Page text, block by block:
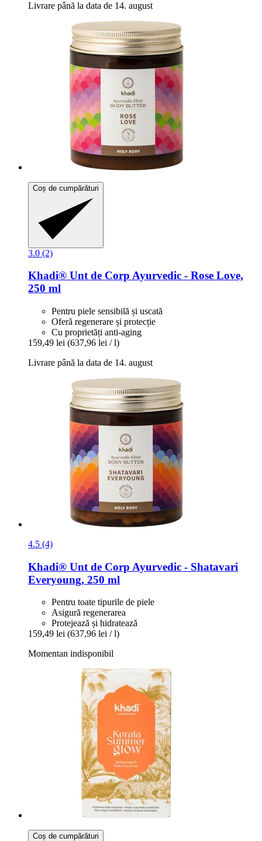
Livrare până la data de 14. august
Coș de cumpărături
3.0 (2)
Khadi® Unt de Corp Ayurvedic -​ Rose Love,
250 ml
Pentru piele sensibilă și uscată
Oferă regenerare și protecție
Cu proprietăți anti-aging
159,49 lei (637,96 lei / l)
Livrare până la data de 14. august
4.5 (4)
Khadi® Unt de Corp Ayurvedic -​ Shatavari
Everyoung, 250 ml
Pentru toate tipurile de piele
Asigură regenerarea
Protejează și hidratează
159,49 lei (637,96 lei / l)
Momentan indisponibil
Coș de cumpărături